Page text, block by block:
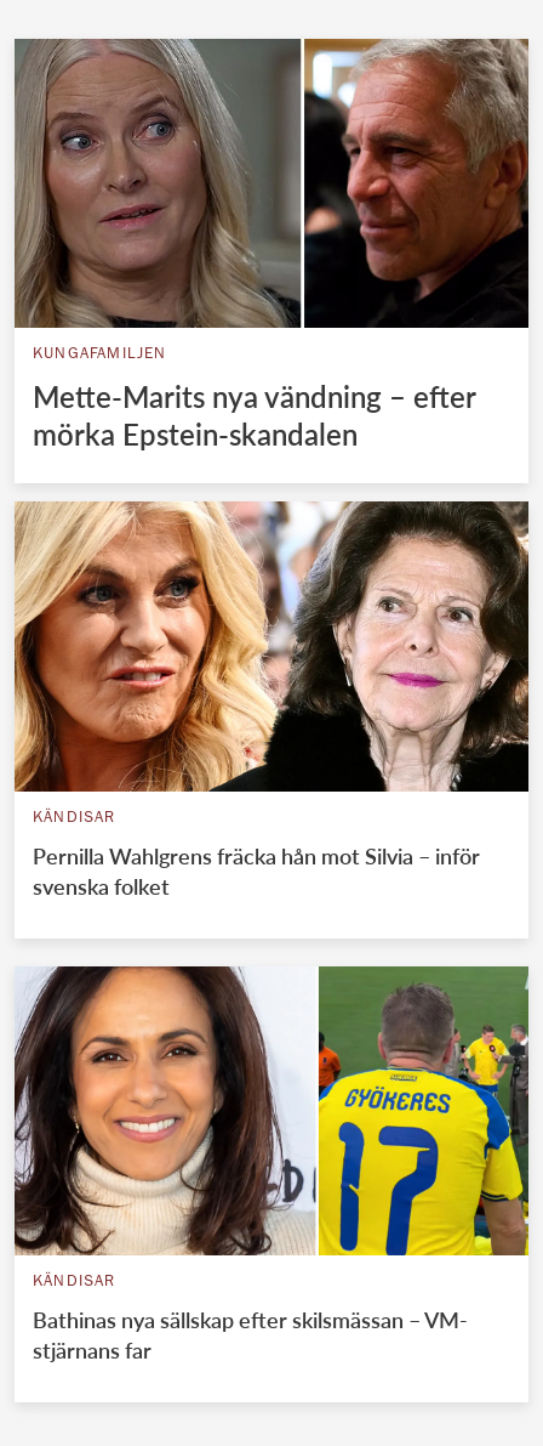
KUNGAFAMILJEN
Mette-Marits nya vändning – efter
mörka Epstein-skandalen
KÄNDISAR
Pernilla Wahlgrens fräcka hån mot Silvia – inför
svenska folket
KÄNDISAR
Bathinas nya sällskap efter skilsmässan – VM-
stjärnans far